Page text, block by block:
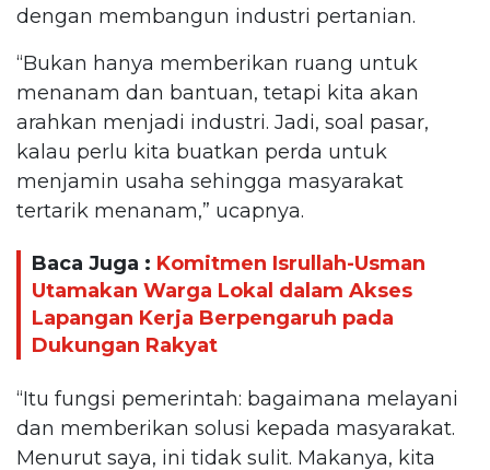
dengan membangun industri pertanian.
“Bukan hanya memberikan ruang untuk
menanam dan bantuan, tetapi kita akan
arahkan menjadi industri. Jadi, soal pasar,
kalau perlu kita buatkan perda untuk
menjamin usaha sehingga masyarakat
tertarik menanam,” ucapnya.
Baca Juga : Komitmen Isrullah-Usman
Utamakan Warga Lokal dalam Akses
Lapangan Kerja Berpengaruh pada
Dukungan Rakyat
“Itu fungsi pemerintah: bagaimana melayani
dan memberikan solusi kepada masyarakat.
Menurut saya, ini tidak sulit. Makanya, kita